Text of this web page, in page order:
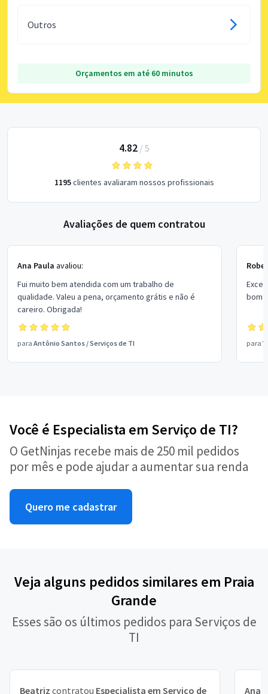
Outros
Orçamentos em até 60 minutos
4.82/ 5
1195clientes avaliaram nossos profissionais
Avaliações de quem contratou
Ana Paula avaliou:
Fui muito bem atendida com um trabalho de
qualidade. Valeu a pena, orçamento grátis e não é
careiro. Obrigada!
para Antônio Santos /Serviços de TI
bom
para
Você é Especialista em Serviço de TI?
O GetNinjas recebe mais de 250 mil pedidos
por mês e pode ajudar a aumentar sua renda
Quero me cadastrar
Veja alguns pedidos similares em Praia
Grande
Esses são os últimos pedidos para Serviços de
TI
Beatriz contratou Especialista em Serviço de
Ana